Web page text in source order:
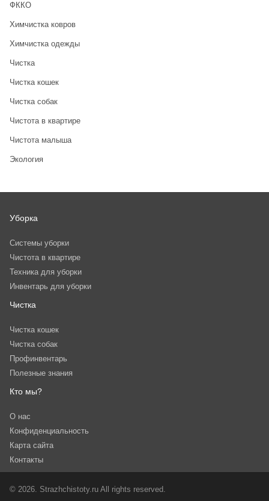
ФККО
Химчистка ковров
Химчистка одежды
Чистка
Чистка кошек
Чистка собак
Чистота в квартире
Чистота малыша
Экология
Уборка
Системы уборки
Чистота в квартире
Техника для уборки
Инвентарь для уборки
Чистка
Чистка кошек
Чистка собак
Профинвентарь
Полезные знания
Кто мы?
О нас
Конфиденциальность
Карта сайта
Контакты
© 2026. Strazhchistoty.ru All rights reserved.